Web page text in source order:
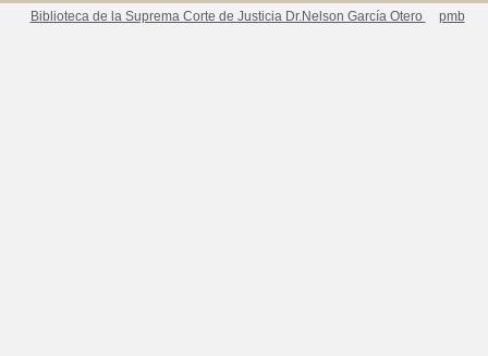
Biblioteca de la Suprema Corte de Justicia Dr.Nelson García Otero pmb